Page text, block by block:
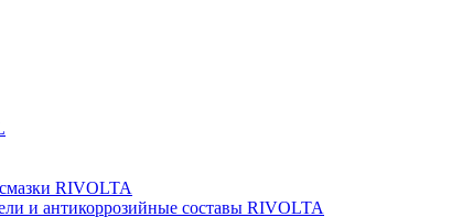
RIVOLTA
и антикоррозийные составы RIVOLTA